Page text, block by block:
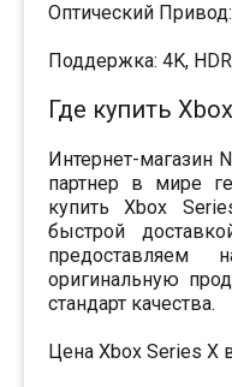
Оптический
Поддержка: 4K,
Где купить
Интернет-магазин
партнер в мире
купить Xbox
быстрой
предоставляем
оригинальную
стандарт качества.
Цена Xbox Series X